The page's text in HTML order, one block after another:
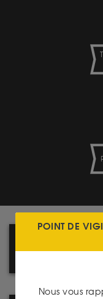
COMMENT
POINT DE
Nous vous